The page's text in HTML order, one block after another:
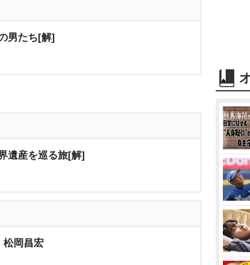
男たち[解]
遺産を巡る旅[解]
松岡昌宏